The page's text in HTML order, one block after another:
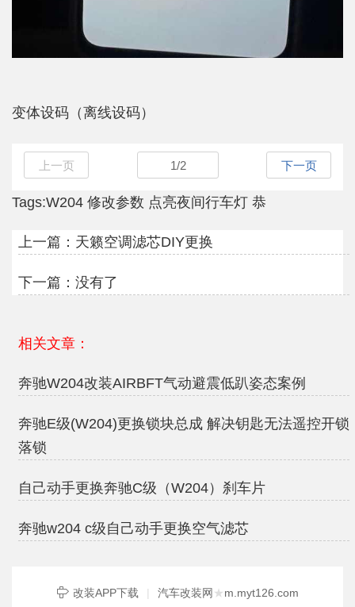
变体设码（离线设码）
上一页 1/2 下一页
Tags:W204 修改参数 点亮夜间行车灯 恭
上一篇： 天籁空调滤芯DIY更换
下一篇：没有了
相关文章：
奔驰W204改装AIRBFT气动避震低趴姿态案例
奔驰E级(W204)更换锁块总成 解决钥匙无法遥控开锁
落锁
自己动手更换奔驰C级（W204）刹车片
奔驰w204 c级自己动手更换空气滤芯
改装APP下载 | 汽车改装网 ★m.myt126.com